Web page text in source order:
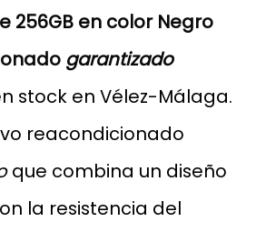
256GB en color Negro
garantizado
stock en Vélez-Málaga.
reacondicionado
que combina un diseño
la resistencia del